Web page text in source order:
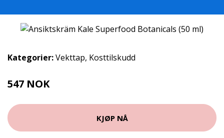
Kategorier:Vekttap, Kosttilskudd
547 NOK
KJØP NÅ